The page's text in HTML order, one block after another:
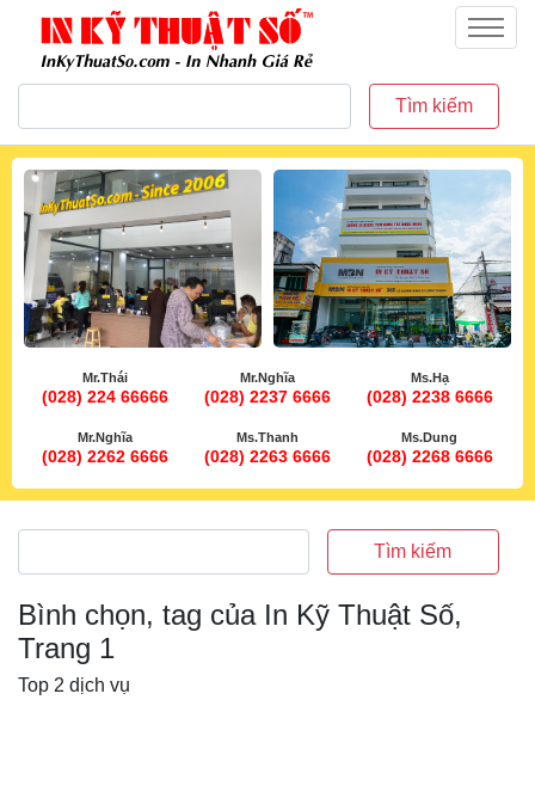
inkythuatso.com
Menu
Tìm kiếm
Mr.Thái
(028) 224 66666
Mr.Nghĩa
(028) 2237 6666
Ms.Hạ
(028) 2238 6666
Mr.Nghĩa
(028) 2262 6666
Ms.Thanh
(028) 2263 6666
Ms.Dung
(028) 2268 6666
Tìm kiếm
Bình chọn, tag của In Kỹ Thuật Số,
Trang 1
Top 2 dịch vụ